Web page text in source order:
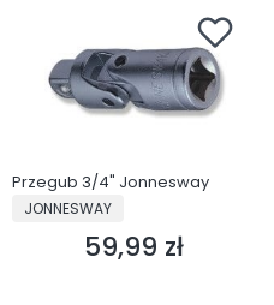
Przegub 3/4" Jonnesway
PRODUCENT
JONNESWAY
Cena
59,99 zł